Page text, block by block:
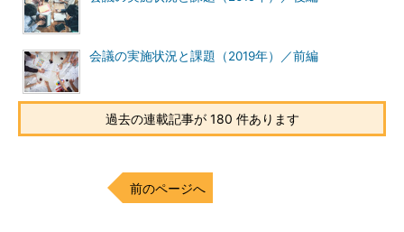
会議の実施状況と課題（2019年）／前編
過去の連載記事が 180 件あります
前のページへ